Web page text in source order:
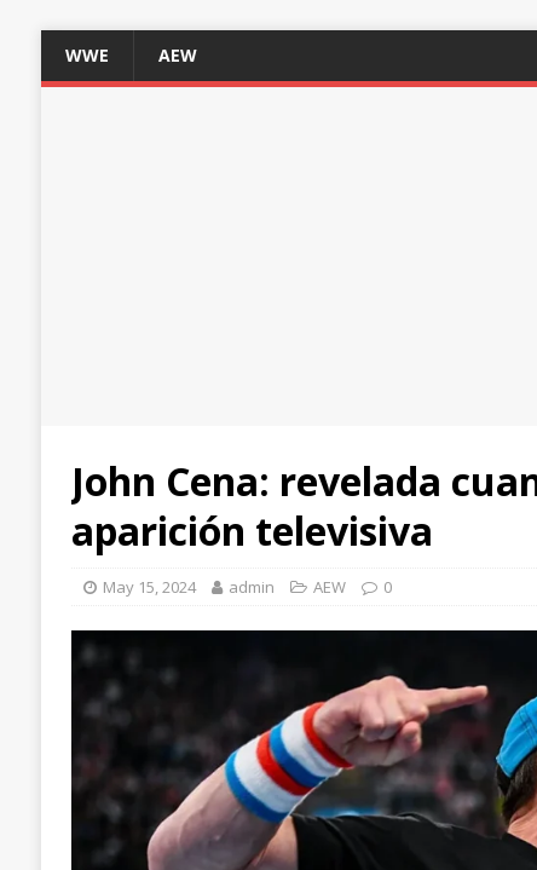
WWE AEW
John Cena: revelada
aparición televisiva
May 15, 2024 admin AEW 0